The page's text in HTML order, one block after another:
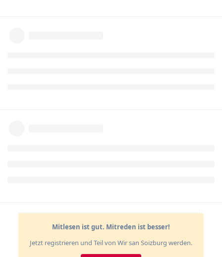
Mitlesen ist gut. Mitreden ist besser!
Jetzt registrieren und Teil von Wir san Soizburg werden.